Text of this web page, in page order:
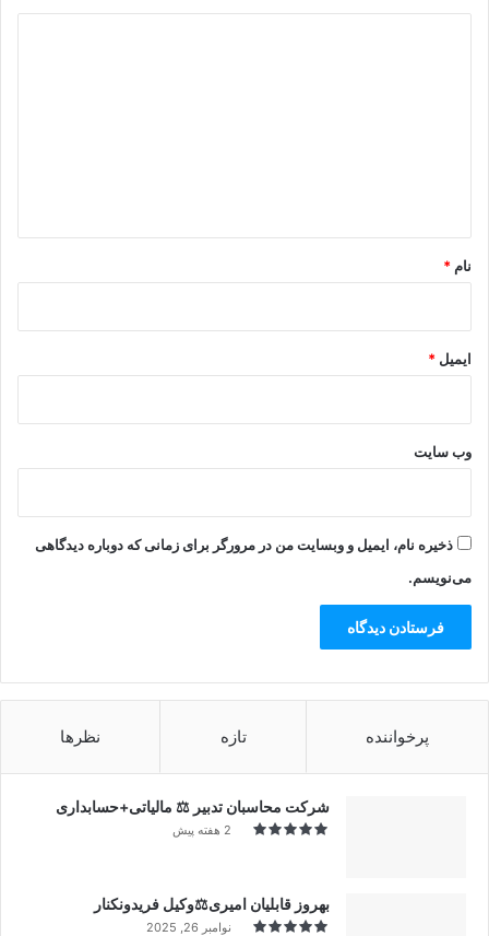
نام *
ایمیل *
وب‌ سایت
ذخیره نام، ایمیل و وبسایت من در مرورگر برای زمانی که دوباره دیدگاهی
می‌نویسم.
پرخواننده تازه نظرها
شرکت محاسبان تدبیر ⚖️ مالیاتی+حسابداری
2 هفته پیش
بهروز قابلیان امیری⚖️وکیل فریدونکنار
نوامبر 26, 2025